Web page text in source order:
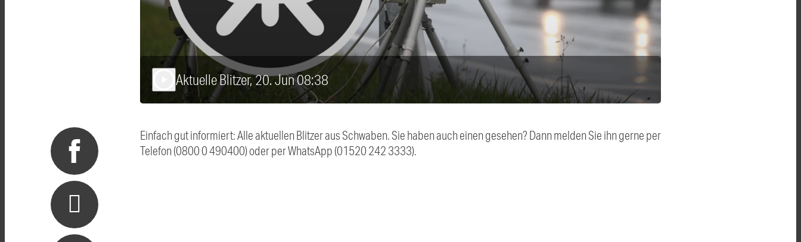
Aktuelle Blitzer, 20. Jun 08:38
Einfach gut informiert: Alle aktuellen Blitzer aus Schwaben. Sie haben auch einen gesehen? Dann melden Sie ihn gerne per
Telefon (0800 0 490400) oder per WhatsApp (01520 242 3333).